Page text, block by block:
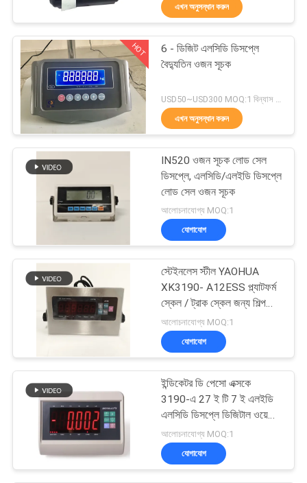
গুণমান
নিয়ন্ত্রণ
মামলা
অনুরোধ
করুন
PRIVACY
POLICY
ট্রাক ঝাঁকুনি আইশ
পোর্টেবল এক্সল আইশ
তৃণশয্যা ট্রাক আইশ
27
এখন অনুসন্ধান করুন
HOT
6 - ডিজিট এলসিডি ডিসপ্লে
বৈদ্যুতিন ওজন সূচক
এখন অনুসন্ধান করুন
IN520 ওজন সূচক লোড সেল
ডিসপ্লে, এলসিডি/এলইডি ডিসপ্লে
লোড সেল ওজন সূচক
আলোচনাযোগ্য MOQ:1
যোগাযোগ
স্টেইনলেস স্টীল YAOHUA
XK3190- A12ESS প্ল্যাটফর্ম
স্কেল / ট্রাক স্কেল জন্য শিল্প
ওজন স্কেল সূচক
আলোচনাযোগ্য MOQ:1
যোগাযোগ
ইন্ডিকেটর ডি পেসো এক্সকে
3190-এ 27 ই টি 7 ই এলইডি
এলসিডি ডিসপ্লে ডিজিটাল ওয়েজিং
ইন্ডিকেটর ইলেকট্রনিক প্ল্যাটফর্ম
স্কেলের জন্য
আলোচনাযোগ্য MOQ:1
যোগাযোগ